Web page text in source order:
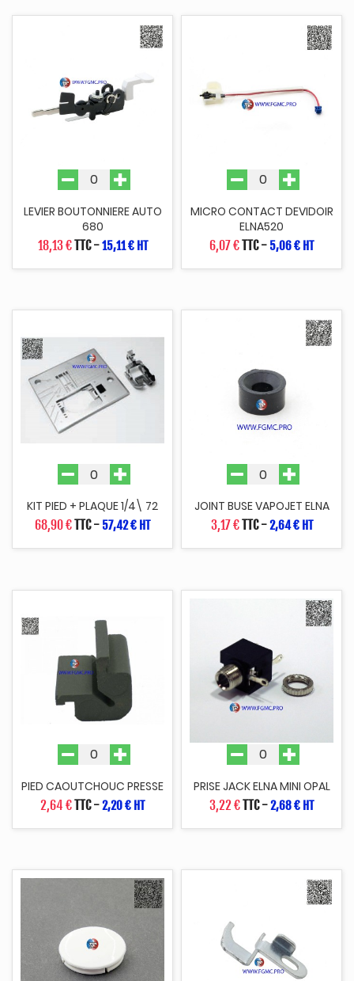
LEVIER BOUTONNIERE AUTO
680
18,13 €TTC-15,11 € HT
MICRO CONTACT DEVIDOIR
ELNA520
6,07 €TTC- 5,06 € HT
KIT PIED + PLAQUE 1/4\ 72
68,90 €TTC- 57,42 € HT
JOINT BUSE VAPOJET ELNA
3,17 €TTC-2,64 € HT
PIED CAOUTCHOUC PRESSE
2,64 €TTC-2,20 € HT
PRISE JACK ELNA MINI OPAL
3,22 €TTC-2,68 € HT